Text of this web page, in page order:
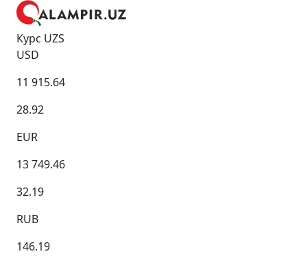
Курс UZS
USD
11 915.64
28.92
EUR
13 749.46
32.19
RUB
146.19